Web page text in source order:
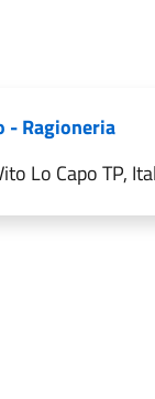
- Ragioneria
Lo Capo TP,